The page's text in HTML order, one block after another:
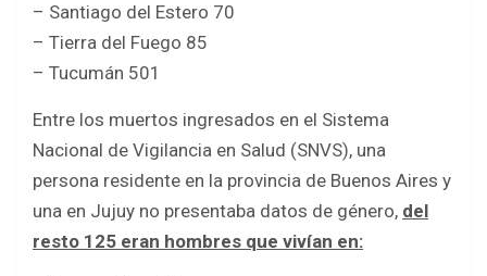
– Santiago del Estero 70
– Tierra del Fuego 85
– Tucumán 501
Entre los muertos ingresados en el Sistema
Nacional de Vigilancia en Salud (SNVS), una
persona residente en la provincia de Buenos Aires y
una en Jujuy no presentaba datos de género, del
resto 125 eran hombres que vivían en: